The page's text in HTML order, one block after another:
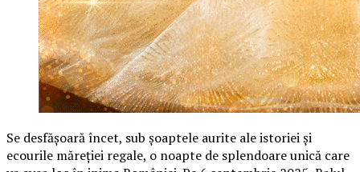
Se desfășoară încet, sub șoaptele aurite ale istoriei și
ecourile măreției regale, o noapte de splendoare unică care